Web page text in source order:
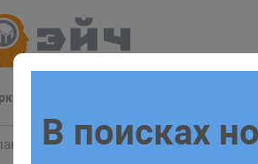
Блог Vue Объект computed
Заполните
В поисках